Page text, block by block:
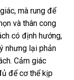
mà rung để
và thân cong
có định hướng,
nhưng lại phản
Cảm giác
để cơ thể kịp